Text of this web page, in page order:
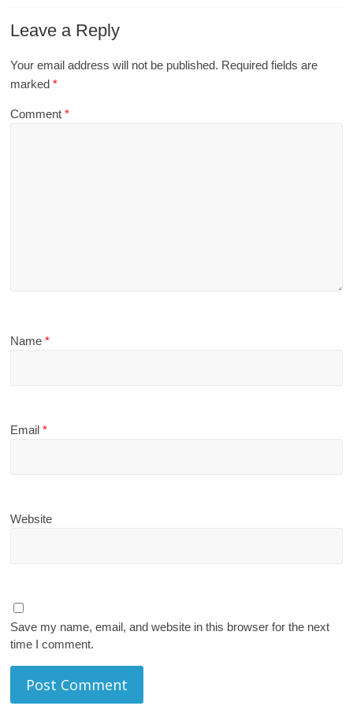
Leave a Reply
Your email address will not be published. Required fields are
marked*
Comment*
Name*
Email*
Website
Save my name, email, and website in this browser for the next
time I comment.